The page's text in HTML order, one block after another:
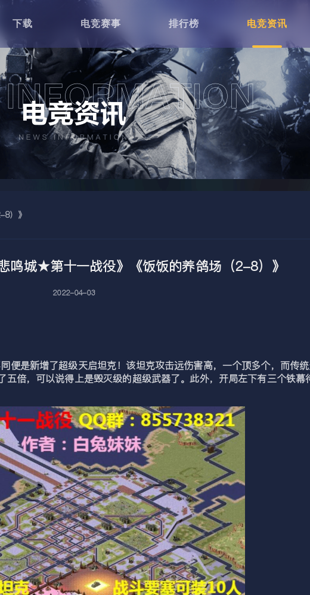
下载 电竞赛事 排行榜 电竞资讯
）》
鸣城★第十一战役》《饭饭的养鸽场（2-8）》
2022-04-03
是新增了超级天启坦克！该坦克攻击远伤害高，一个顶多个，而传
倍，可以说得上是毁灭级的超级武器了。此外，开局左下有三个铁幕